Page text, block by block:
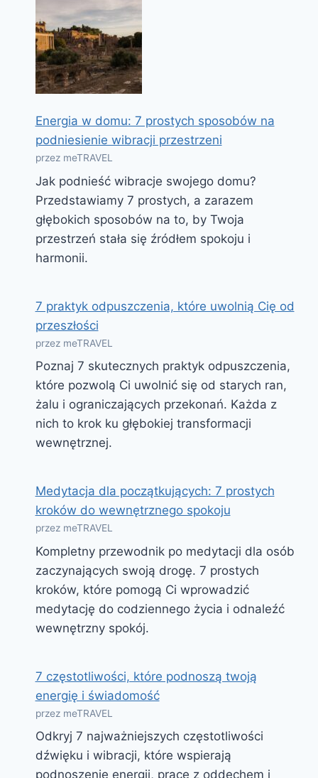
Energia w domu: 7 prostych sposobów na
podniesienie wibracji przestrzeni
przez meTRAVEL
Jak podnieść wibracje swojego domu?
Przedstawiamy 7 prostych, a zarazem
głębokich sposobów na to, by Twoja
przestrzeń stała się źródłem spokoju i
harmonii.
7 praktyk odpuszczenia, które uwolnią Cię od
przeszłości
przez meTRAVEL
Poznaj 7 skutecznych praktyk odpuszczenia,
które pozwolą Ci uwolnić się od starych ran,
żalu i ograniczających przekonań. Każda z
nich to krok ku głębokiej transformacji
wewnętrznej.
Medytacja dla początkujących: 7 prostych
kroków do wewnętrznego spokoju
przez meTRAVEL
Kompletny przewodnik po medytacji dla osób
zaczynających swoją drogę. 7 prostych
kroków, które pomogą Ci wprowadzić
medytację do codziennego życia i odnaleźć
wewnętrzny spokój.
7 częstotliwości, które podnoszą twoją
energię i świadomość
przez meTRAVEL
Odkryj 7 najważniejszych częstotliwości
dźwięku i wibracji, które wspierają
podnoszenie energii, pracę z oddechem i